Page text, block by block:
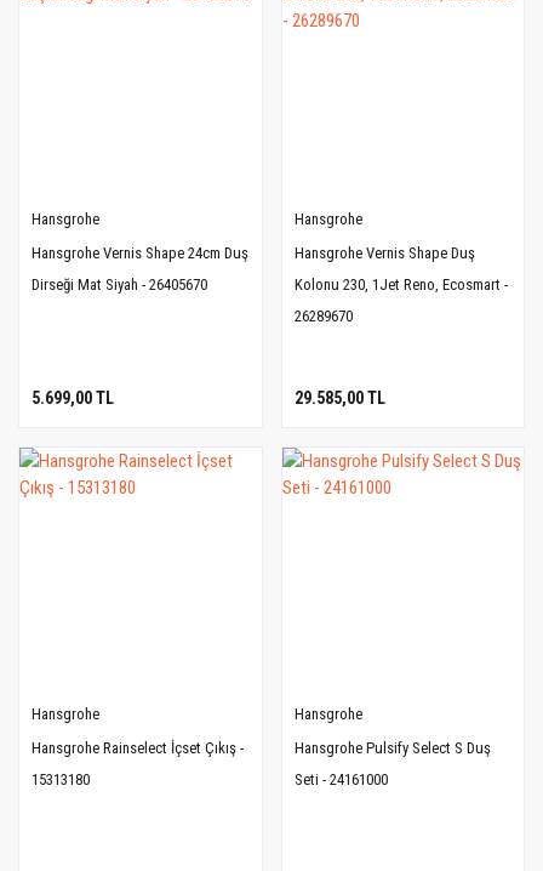
Hansgrohe
Hansgrohe Vernis Shape 24cm Duş
Dirseği Mat Siyah - 26405670
5.699,00 TL
Hansgrohe
Hansgrohe Vernis Shape Duş
Kolonu 230, 1Jet Reno, Ecosmart -
26289670
29.585,00 TL
Hansgrohe
Hansgrohe Rainselect İçset Çıkış -
15313180
Hansgrohe
Hansgrohe Pulsify Select S Duş
Seti - 24161000